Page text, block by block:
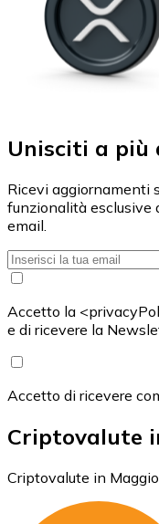
Unisciti a più
Ricevi aggiornamenti
funzionalità esclusive
email.
Accetto la
e di ricevere la
Accetto di ricevere
Criptovalute
Criptovalute in